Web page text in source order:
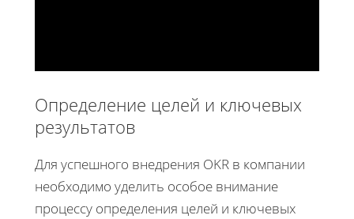
Определение целей и ключевых
результатов
Для успешного внедрения OKR в компании
необходимо уделить особое внимание
процессу определения целей и ключевых